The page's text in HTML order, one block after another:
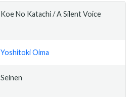
Koe No Katachi / A Silent Voice
Yoshitoki Oima
Seinen